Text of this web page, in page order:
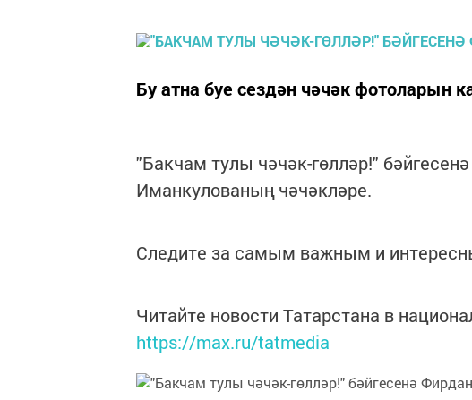
Бу атна буе сездән чәчәк фотоларын
"Бакчам тулы чәчәк-гөлләр!"
Иманкулованың чәчәкләре.
Следите за самым важным и
Читайте новости Татарстана в
https://max.ru/tatmedia